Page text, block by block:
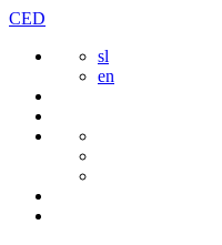
Preskoči
vsebine
CED
sl
en